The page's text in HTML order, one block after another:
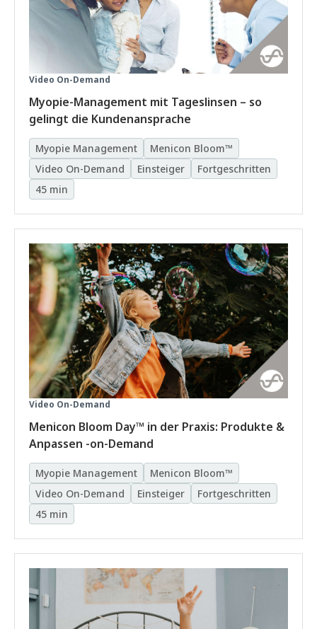
Video On-Demand
Myopie-Management mit Tageslinsen – so
gelingt die Kundenansprache
Myopie Management
Menicon Bloom™
Video On-Demand
Einsteiger
Fortgeschritten
45 min
Video On-Demand
Menicon Bloom Day™ in der Praxis: Produkte &
Anpassen -on-Demand
Myopie Management
Menicon Bloom™
Video On-Demand
Einsteiger
Fortgeschritten
45 min